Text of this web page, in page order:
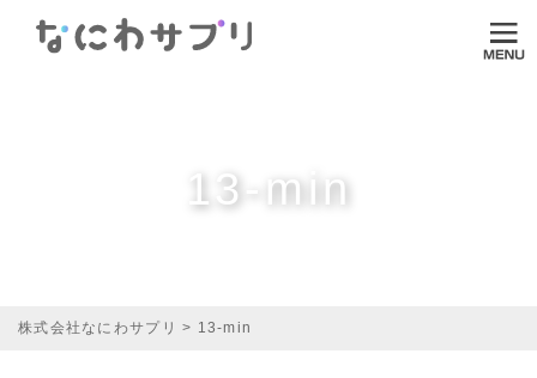
TODOKU
13-min
株式会社なにわサプリ > 13-min